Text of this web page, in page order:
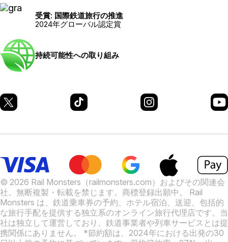
受賞: 国際鉄道旅行の推進
2024年グローバル認定賞
持続可能性への取り組み
© 2026 Rail Monsters（railmonsters.com）およびその関連会
社。無断複製・転載を禁じます。商標登録出願中。 Rail
Monsters は、鉄道乗車券の予約、ホテル宿泊、送迎、包括的
な旅行手配を提供する独立系のオンライン旅行代理店です。当
社は独立して運営しており、鉄道事業者や列車サービスとは提
携関係にありません。 *節約額は、2024年における出発の30